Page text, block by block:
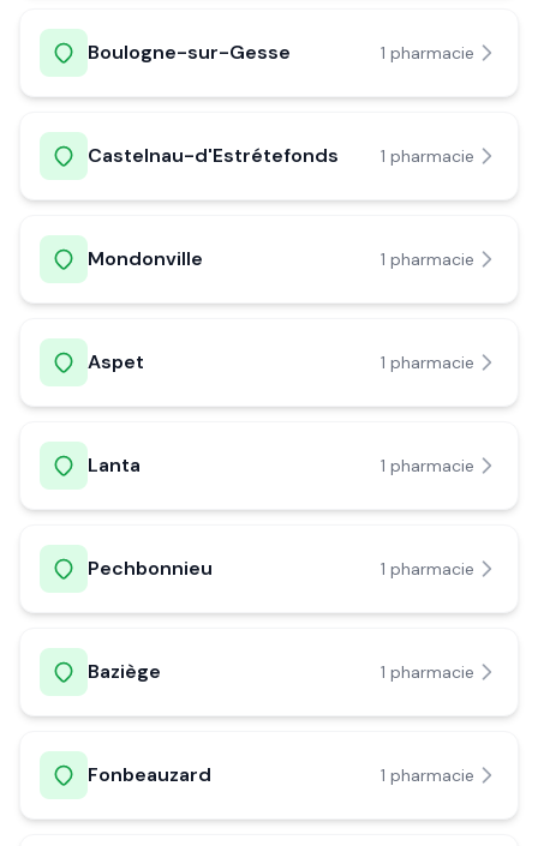
Boulogne-sur-Gesse 1 pharmacie
Castelnau-d'Estrétefonds 1 pharmacie
Mondonville 1 pharmacie
Aspet 1 pharmacie
Lanta 1 pharmacie
Pechbonnieu 1 pharmacie
Baziège 1 pharmacie
Fonbeauzard 1 pharmacie